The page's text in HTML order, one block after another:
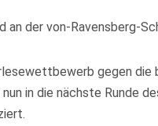
an der von-Ravensberg-
gegen die
in die nächste Runde